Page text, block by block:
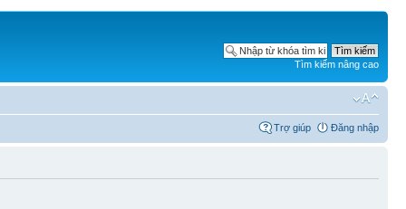
Tìm kiếm nâng cao
Trợ giúp Đăng nhập